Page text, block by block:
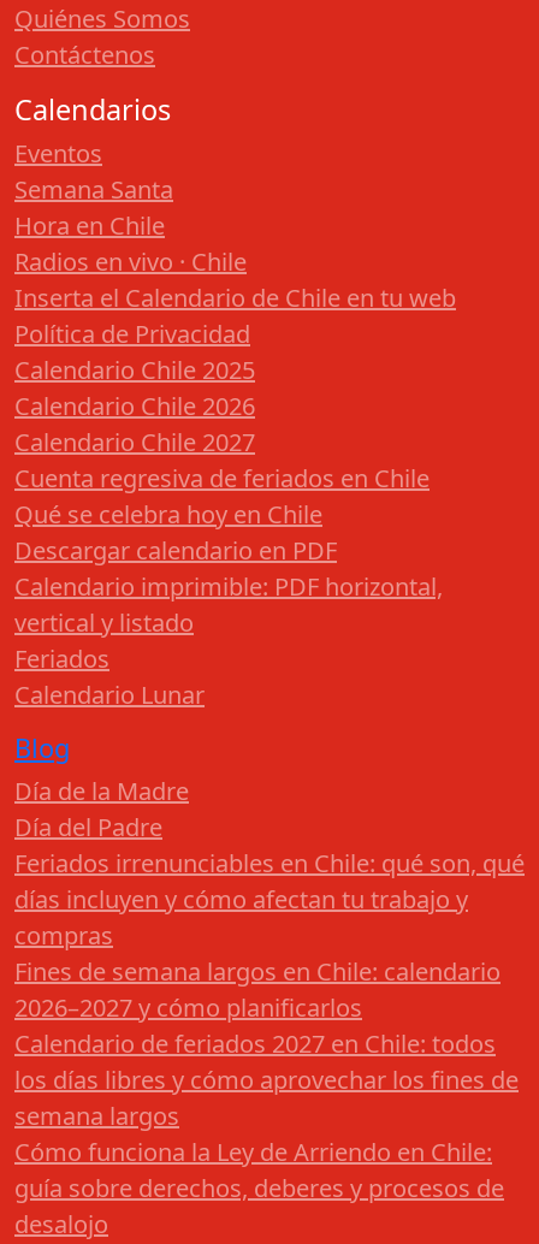
Quiénes Somos
Contáctenos
Calendarios
Eventos
Semana Santa
Hora en Chile
Radios en vivo · Chile
Inserta el Calendario de Chile en tu web
Política de Privacidad
Calendario Chile 2025
Calendario Chile 2026
Calendario Chile 2027
Cuenta regresiva de feriados en Chile
Qué se celebra hoy en Chile
Descargar calendario en PDF
Calendario imprimible: PDF horizontal,
vertical y listado
Feriados
Calendario Lunar
Blog
Día de la Madre
Día del Padre
Feriados irrenunciables en Chile: qué son, qué
días incluyen y cómo afectan tu trabajo y
compras
Fines de semana largos en Chile: calendario
2026–2027 y cómo planificarlos
Calendario de feriados 2027 en Chile: todos
los días libres y cómo aprovechar los fines de
semana largos
Cómo funciona la Ley de Arriendo en Chile:
guía sobre derechos, deberes y procesos de
desalojo